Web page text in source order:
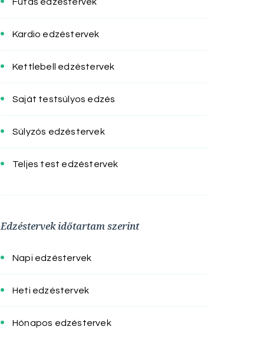
Kardio edzéstervek
Kettlebell edzéstervek
Saját testsúlyos edzés
Súlyzós edzéstervek
Teljes test edzéstervek
Edzéstervek időtartam szerint
Napi edzéstervek
Heti edzéstervek
Hónapos edzéstervek